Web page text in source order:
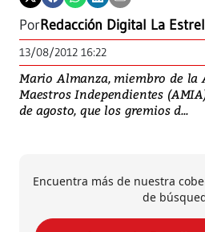
PorRedacción Digital La
13/08/2012 16:22
Mario Almanza, miembro de la
Maestros Independientes
de agosto, que los gremios d...
Encuentra más de nuestra
de